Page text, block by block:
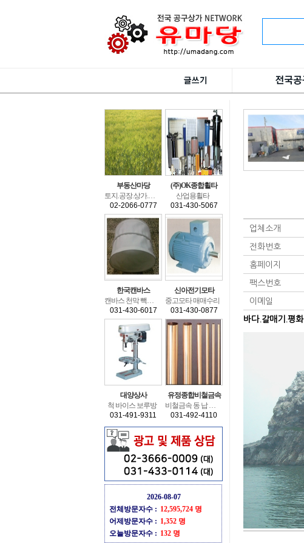
부동산마당
토지.공장.상가.창고.상가건물.수익형부동산.전원주택.건축.분양.
02-2066-0777
(주)OK종합휠타
산업용휠타
031-430-5067
한국캔바스
캔바스천막빽휠타
031-430-6017
신아전기모타
중고모타매매수리
031-430-0877
대양상사
척바이스보루방
031-491-9311
유정종합비철금속
비철금속동납알루미늄
031-492-4110
2026-08-07
전체방문자수: 12,595,724명
어제방문자수: 1,352명
오늘방문자수: 132명
업체소개
전화번호
홈페이지
팩스번호
이메일
바다.갈매기.평화